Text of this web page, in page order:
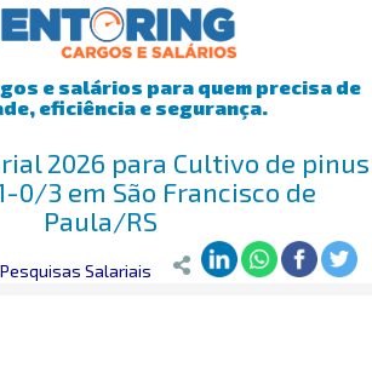
e salários para quem precisa de
eficiência e segurança.
2026 para Cultivo de pinus
0/3 em São Francisco de
Paula/RS
Salarial>São Francisco de Paula/RS>
Salariais